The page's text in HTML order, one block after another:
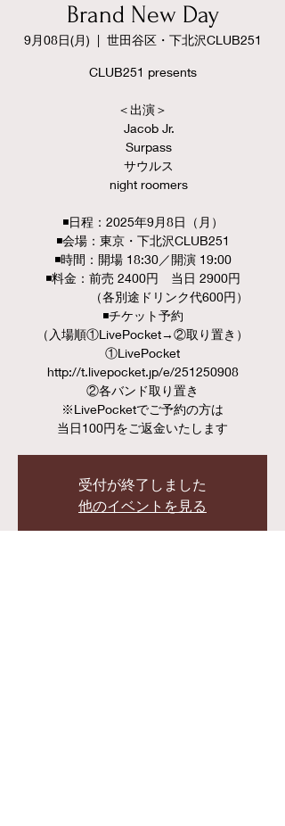
Brand New Day
9月08日(月)
  |
世田谷区・下北沢CLUB251
CLUB251 presents
＜出演＞
Jacob Jr.
Surpass
サウルス
night roomers
◾️日程：2025年9月8日（月）
◾️会場：東京・下北沢CLUB251
◾️時間：開場 18:30／開演 19:00
◾️料金：前売 2400円 当日 2900円
（各別途ドリンク代600円）
◾️チケット予約
（入場順①LivePocket→②取り置き）
①LivePocket
http://t.livepocket.jp/e/251250908
②各バンド取り置き
※LivePocketでご予約の方は
受付が終了しました
他のイベントを見る